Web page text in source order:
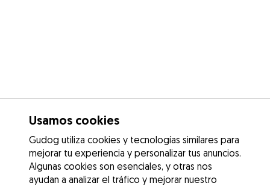
Usamos cookies
Gudog utiliza cookies y tecnologías similares para
mejorar tu experiencia y personalizar tus anuncios.
Algunas cookies son esenciales, y otras nos
ayudan a analizar el tráfico y mejorar nuestro